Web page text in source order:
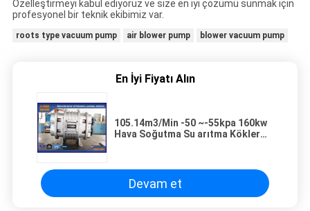
Özelleştirmeyi kabul ediyoruz ve size en iyi çözümü sunmak için
profesyonel bir teknik ekibimiz var.
roots type vacuum pump air blower pump blower vacuum pump
En İyi Fiyatı Alın
105.14m3/Min -50 ~-55kpa 160kw
Hava Soğutma Su arıtma Kökler
Devam et